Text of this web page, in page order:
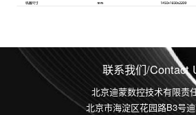
联系我们/Contact
北京迪蒙数控技术有限责
北京市海淀区花园路B3号